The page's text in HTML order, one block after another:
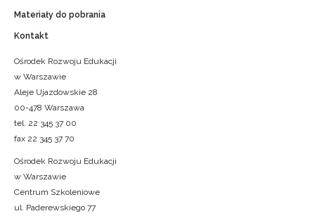
Materiały do pobrania
Kontakt
Ośrodek Rozwoju Edukacji
w Warszawie
Aleje Ujazdowskie 28
00-478 Warszawa
tel. 22 345 37 00
fax 22 345 37 70
Ośrodek Rozwoju Edukacji
w Warszawie
Centrum Szkoleniowe
ul. Paderewskiego 77